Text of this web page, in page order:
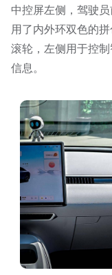
中控屏左侧，驾驶
用了内外环双色的
滚轮，左侧用于控
信息。